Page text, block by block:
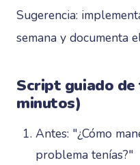
Sugerencia:
semana y documenta
Script guiado
minutos)
Antes: "¿Cómo
problema tenías?"